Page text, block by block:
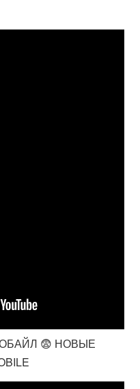
😨 НОВЫЕ